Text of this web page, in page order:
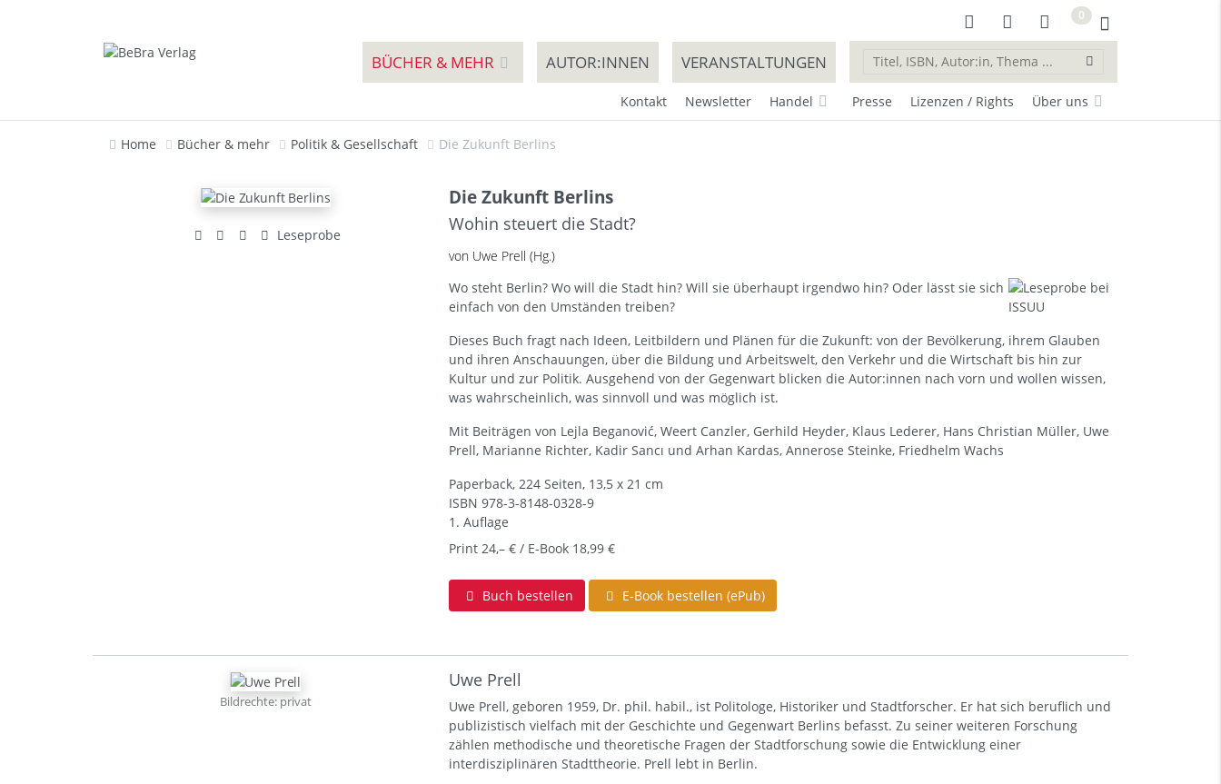
0
BÜCHER & MEHR AUTOR:INNEN VERANSTALTUNGEN
Kontakt Newsletter Handel Presse Lizenzen / Rights Über uns
Home Bücher & mehr Politik & Gesellschaft Die Zukunft Berlins
Leseprobe
Die Zukunft Berlins
Wohin steuert die Stadt?
von Uwe Prell (Hg.)
Wo steht Berlin? Wo will die Stadt hin? Will sie überhaupt irgendwo hin? Oder lässt sie sich
einfach von den Umständen treiben?
Dieses Buch fragt nach Ideen, Leitbildern und Plänen für die Zukunft: von der Bevölkerung, ihrem Glauben
und ihren Anschauungen, über die Bildung und Arbeitswelt, den Verkehr und die Wirtschaft bis hin zur
Kultur und zur Politik. Ausgehend von der Gegenwart blicken die Autor:innen nach vorn und wollen wissen,
was wahrscheinlich, was sinnvoll und was möglich ist.
Mit Beiträgen von Lejla Beganović, Weert Canzler, Gerhild Heyder, Klaus Lederer, Hans Christian Müller, Uwe
Prell, Marianne Richter, Kadir Sancı und Arhan Kardas, Annerose Steinke, Friedhelm Wachs
Paperback, 224 Seiten, 13,5 x 21 cm
ISBN 978-3-8148-0328-9
1. Auflage
Print 24,– € / E-Book 18,99 €
Buch bestellen E-Book bestellen (ePub)
Bildrechte: privat
Uwe Prell
Uwe Prell, geboren 1959, Dr. phil. habil., ist Politologe, Historiker und Stadtforscher. Er hat sich beruflich und
publizistisch vielfach mit der Geschichte und Gegenwart Berlins befasst. Zu seiner weiteren Forschung
zählen methodische und theoretische Fragen der Stadtforschung sowie die Entwicklung einer
interdisziplinären Stadttheorie. Prell lebt in Berlin.